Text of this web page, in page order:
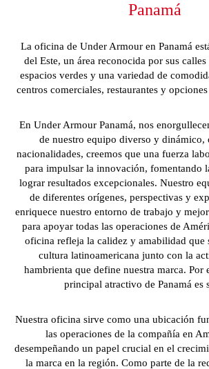
Panamá
La oficina de Under Armour en Panamá
del Este, un área reconocida por sus
espacios verdes y una variedad de
centros comerciales, restaurantes y
En Under Armour Panamá, nos
de nuestro equipo diverso y dinámico,
nacionalidades, creemos que una fuerza
para impulsar la innovación, fomentando
lograr resultados excepcionales. Nuestro
de diferentes orígenes, perspectivas y
enriquece nuestro entorno de trabajo y
para apoyar todas las operaciones de
oficina refleja la calidez y amabilidad que
cultura latinoamericana junto con la
hambrienta que define nuestra marca. Por
principal atractivo de Panamá es
Nuestra oficina sirve como una ubicación
las operaciones de la compañía en
desempeñando un papel crucial en el
la marca en la región. Como parte de la